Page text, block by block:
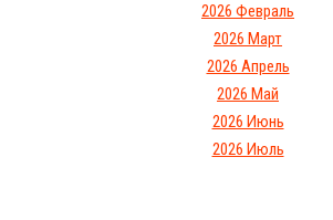
2026 Февраль
2026 Март
2026 Апрель
2026 Май
2026 Июнь
2026 Июль